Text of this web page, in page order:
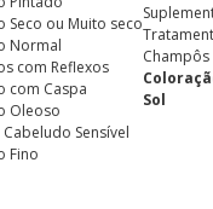
Seco ou Muito seco
Normal
com Reflexos
com Caspa
Oleoso
Sensível
Fino
Champôs
Sol